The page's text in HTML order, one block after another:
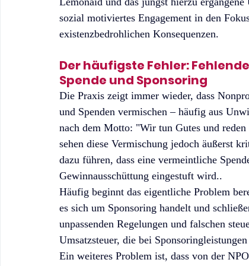
sozial motiviertes Engagement in den
existenzbedrohlichen Konsequenzen.
Der häufigste Fehler:
Spende und Sponsoring
Die Praxis zeigt immer wieder, dass
und Spenden vermischen – häufig aus
nach dem Motto: "Wir tun Gutes und
sehen diese Vermischung jedoch äußerst
dazu führen, dass eine vermeintliche
Gewinnausschüttung eingestuft wird..
Häufig beginnt das eigentliche Problem
es sich um Sponsoring handelt und
unpassenden Regelungen und falschen
Umsatzsteuer, die bei
Ein weiteres Problem ist, dass von der